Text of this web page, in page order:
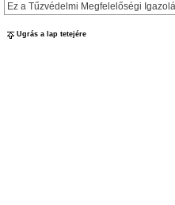
Ez a Tűzvédelmi Megfelelőségi
Ugrás a lap tetejére